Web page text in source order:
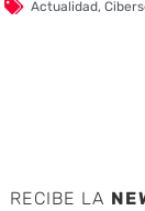
Actualidad,
RECIBE LA